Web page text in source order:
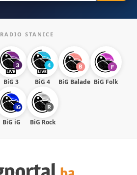
RADIO STANICE
BiG 3 BiG 4 BiG Balade BiG Folk
BiG iG BiG Rock